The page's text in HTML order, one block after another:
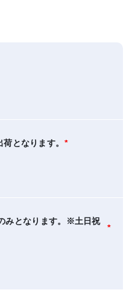
となります。 *
みとなります。※土日祝
*